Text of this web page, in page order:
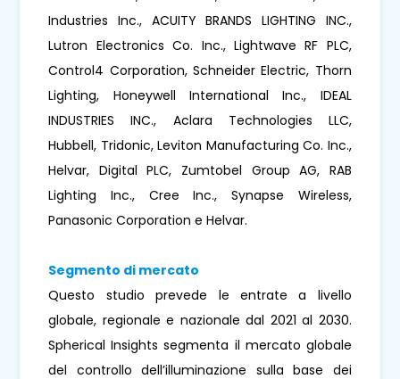
Industries Inc., ACUITY BRANDS LIGHTING INC.,
Lutron Electronics Co. Inc., Lightwave RF PLC,
Control4 Corporation, Schneider Electric, Thorn
Lighting, Honeywell International Inc., IDEAL
INDUSTRIES INC., Aclara Technologies LLC,
Hubbell, Tridonic, Leviton Manufacturing Co. Inc.,
Helvar, Digital PLC, Zumtobel Group AG, RAB
Lighting Inc., Cree Inc., Synapse Wireless,
Panasonic Corporation e Helvar.
Segmento di mercato
Questo studio prevede le entrate a livello
globale, regionale e nazionale dal 2021 al 2030.
Spherical Insights segmenta il mercato globale
del controllo dell’illuminazione sulla base dei